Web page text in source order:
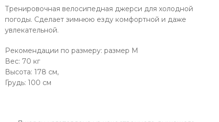
Тренировочная велосипедная джерси для холодной
погоды. Сделает зимнюю езду комфортной и даже
увлекательной.
Рекомендации по размеру: размер М
Вес: 70 кг
Высота: 178 см,
Грудь: 100 см